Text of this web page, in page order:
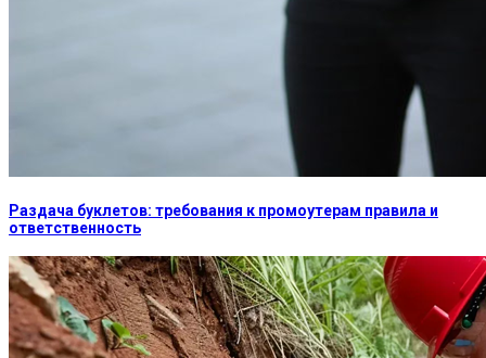
Раздача буклетов: требования к промоутерам правила и
ответственность